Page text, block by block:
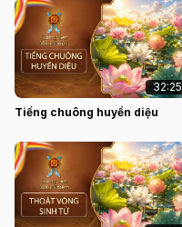
32:25
Tiếng chuông huyền diệu